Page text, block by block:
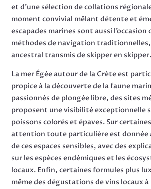
et d’une sélection de collations
moment convivial mêlant détente et
escapades marines sont aussi l’occasion
méthodes de navigation
ancestral transmis de skipper en skipper.
La mer Égée autour de la Crète est
propice à la découverte de la faune
passionnés de plongée libre, des sites
proposent une visibilité exceptionnelle
poissons colorés et épaves. Sur
attention toute particulière est donnée
de ces espaces sensibles, avec des
sur les espèces endémiques et les
locaux. Enfin, certaines formules plus
même des dégustations de vins locaux